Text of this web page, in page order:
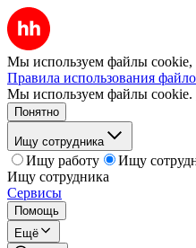
Мы используем файлы cookie,
Правила использования
Мы используем файлы cookie.
Понятно
Ищу сотрудника
Ищу работу
Ищу
Ищу сотрудника
Сервисы
Помощь
Ещё